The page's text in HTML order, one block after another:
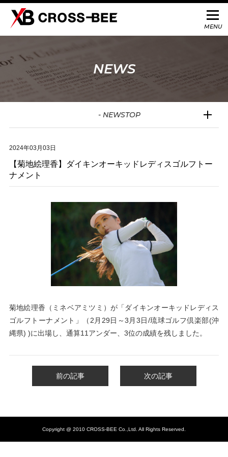
NEWS
2024年03月03日
【菊地絵理香】ダイキンオーキッドレディスゴルフトー
ナメント
菊地絵理香（ミネベアミツミ）が「ダイキンオーキッドレディス
ゴルフトーナメント 」（2月29日～3月3日/琉球ゴルフ倶楽部(沖
縄県) )に出場し、通算11アンダー、3位の成績を残しました。
前の記事 次の記事
- NEWSTOP
Copyright @ 2010 CROSS-BEE Co.,Ltd. All Rights Reserved.